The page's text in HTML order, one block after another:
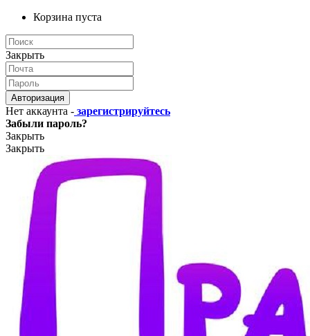
Корзина пуста
Закрыть
Авторизация
Нет аккаунта - зарегистрируйтесь
Забыли пароль?
Закрыть
Закрыть